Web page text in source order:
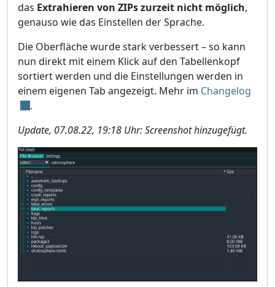
das Extrahieren von ZIPs zurzeit nicht möglich,
genauso wie das Einstellen der Sprache.
Die Oberfläche wurde stark verbessert – so kann
nun direkt mit einem Klick auf den Tabellenkopf
sortiert werden und die Einstellungen werden in
einem eigenen Tab angezeigt. Mehr im Changelog
.
Update, 07.08.22, 19:18 Uhr: Screenshot hinzugefügt.